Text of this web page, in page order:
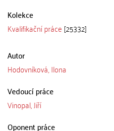
Kolekce
Kvalifikační práce [25332]
Autor
Hodovníková, Ilona
Vedoucí práce
Vinopal, Jiří
Oponent práce